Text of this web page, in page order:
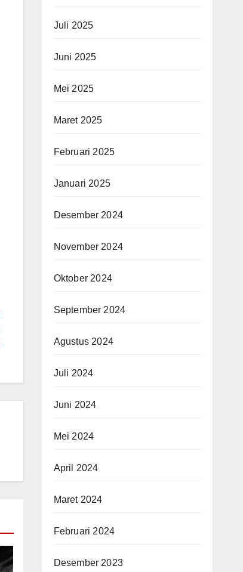
Juli 2025
Juni 2025
Mei 2025
Maret 2025
Februari 2025
Januari 2025
Desember 2024
November 2024
Oktober 2024
September 2024
Agustus 2024
Juli 2024
Juni 2024
Mei 2024
April 2024
Maret 2024
Februari 2024
Desember 2023